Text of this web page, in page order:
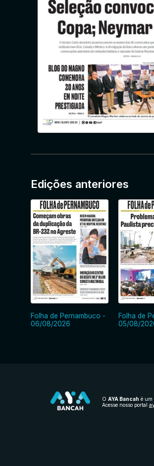
Edições anteriores
Folha de Pernambuco -
06/08/2026
Folha de
05/08/
O AYA Bancah é um
Acesse nosso portal